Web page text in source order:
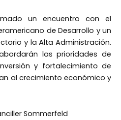
un encuentro con el
de Desarrollo y un
y la Alta Administración.
las prioridades de
y fortalecimiento de
al crecimiento económico y
Sommerfeld